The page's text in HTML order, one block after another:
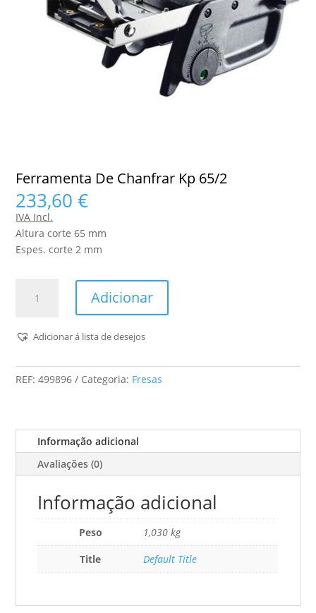
Ferramenta De Chanfrar Kp 65/2
233,60€
IVA Incl.
Altura corte 65 mm
Espes. corte 2 mm
De
Kp
65/2
Adicionar
Adicionar á lista de desejos
REF:499896 Categoria: Fresas
Informação adicional
Avaliações (0)
Informação adicional
Peso
1,030 kg
Title
Default Title